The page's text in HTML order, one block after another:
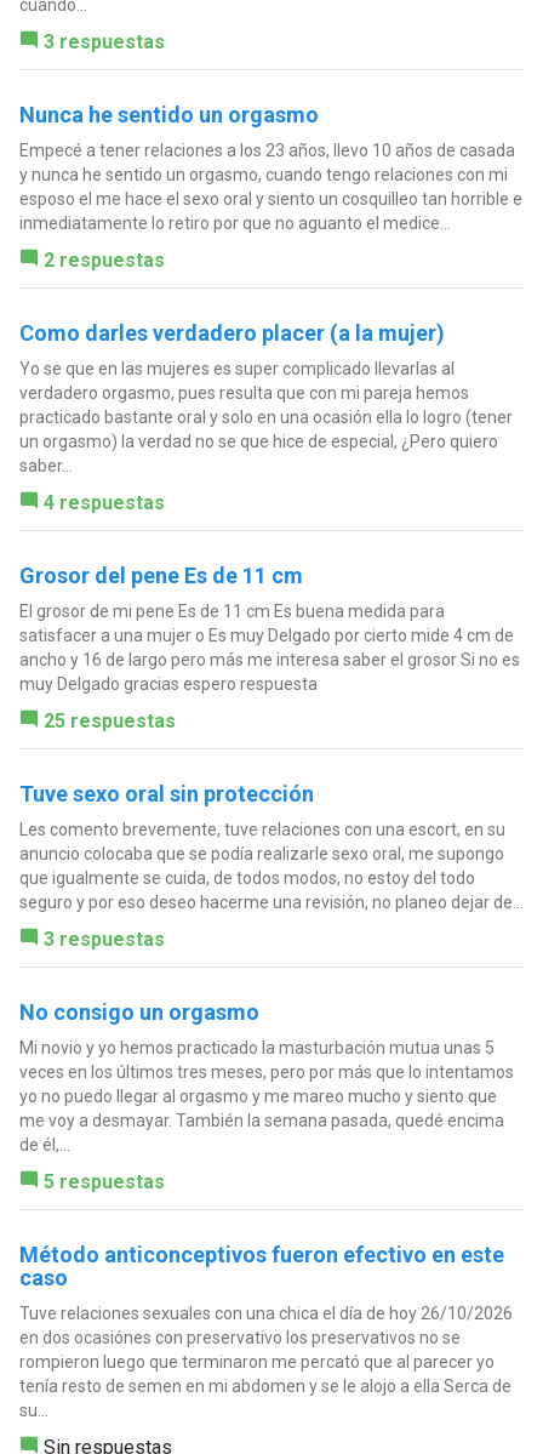
cuando...
3 respuestas
Nunca he sentido un orgasmo
Empecé a tener relaciones a los 23 años, llevo 10 años de casada
y nunca he sentido un orgasmo, cuando tengo relaciones con mi
esposo el me hace el sexo oral y siento un cosquilleo tan horrible e
inmediatamente lo retiro por que no aguanto el medice...
2 respuestas
Como darles verdadero placer (a la mujer)
Yo se que en las mujeres es super complicado llevarlas al
verdadero orgasmo, pues resulta que con mi pareja hemos
practicado bastante oral y solo en una ocasión ella lo logro (tener
un orgasmo) la verdad no se que hice de especial, ¿Pero quiero
saber...
4 respuestas
Grosor del pene Es de 11 cm
El grosor de mi pene Es de 11 cm Es buena medida para
satisfacer a una mujer o Es muy Delgado por cierto mide 4 cm de
ancho y 16 de largo pero más me interesa saber el grosor Si no es
muy Delgado gracias espero respuesta
25 respuestas
Tuve sexo oral sin protección
Les comento brevemente, tuve relaciones con una escort, en su
anuncio colocaba que se podía realizarle sexo oral, me supongo
que igualmente se cuida, de todos modos, no estoy del todo
seguro y por eso deseo hacerme una revisión, no planeo dejar de...
3 respuestas
No consigo un orgasmo
Mi novio y yo hemos practicado la masturbación mutua unas 5
veces en los últimos tres meses, pero por más que lo intentamos
yo no puedo llegar al orgasmo y me mareo mucho y siento que
me voy a desmayar. También la semana pasada, quedé encima
de él,...
5 respuestas
Método anticonceptivos fueron efectivo en este
caso
Tuve relaciones sexuales con una chica el día de hoy 26/10/2026
en dos ocasiónes con preservativo los preservativos no se
rompieron luego que terminaron me percató que al parecer yo
tenía resto de semen en mi abdomen y se le alojo a ella Serca de
su...
Sin respuestas